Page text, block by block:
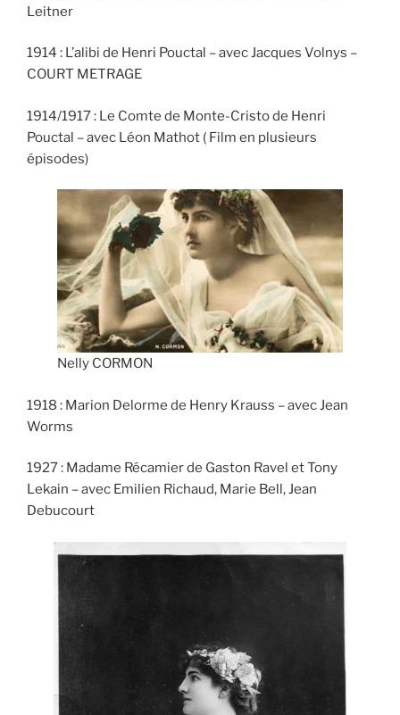
Leitner
1914 : L’alibi de Henri Pouctal – avec Jacques Volnys –
COURT METRAGE
1914/1917 : Le Comte de Monte-Cristo de Henri
Pouctal – avec Léon Mathot ( Film en plusieurs
épisodes)
Nelly CORMON
1918 : Marion Delorme de Henry Krauss – avec Jean
Worms
1927 : Madame Récamier de Gaston Ravel et Tony
Lekain – avec Emilien Richaud, Marie Bell, Jean
Debucourt